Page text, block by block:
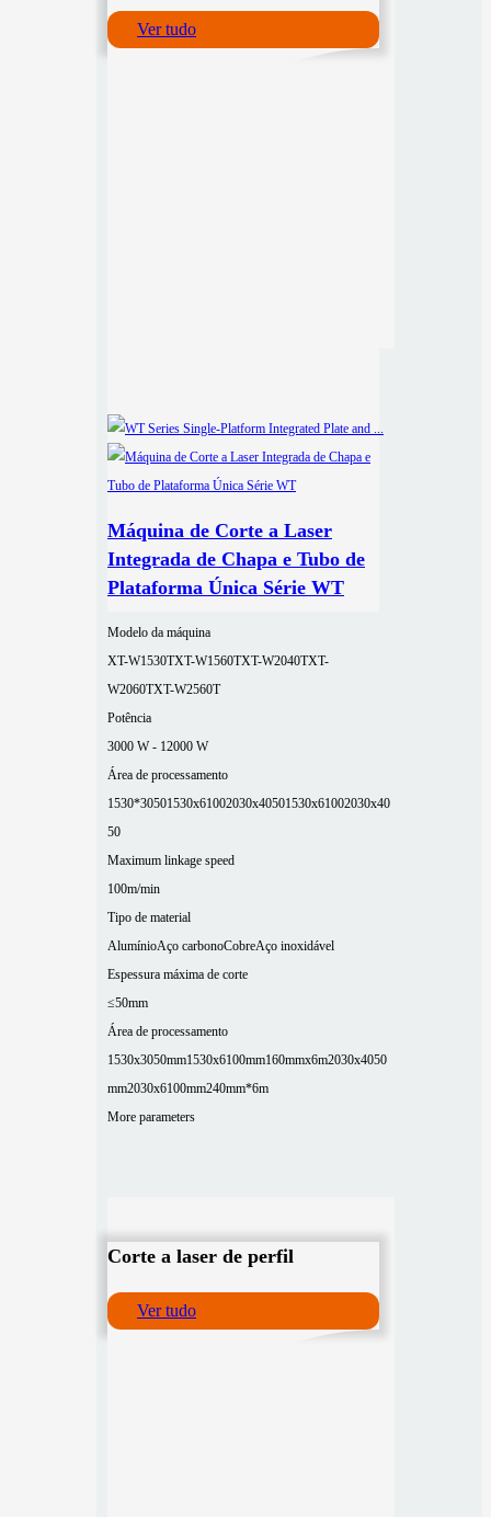
Ver tudo
Máquina de Corte a Laser
Integrada de Chapa e Tubo de
Plataforma Única Série WT
Modelo da máquina
XT-W1530TXT-W1560TXT-W2040TXT-
W2060TXT-W2560T
Potência
3000 W - 12000 W
Área de processamento
1530*30501530x61002030x40501530x61002030x40
50
Maximum linkage speed
100m/min
Tipo de material
AlumínioAço carbonoCobreAço inoxidável
Espessura máxima de corte
≤50mm
Área de processamento
1530x3050mm1530x6100mm160mmx6m2030x4050
mm2030x6100mm240mm*6m
More parameters
Corte a laser de perfil
Ver tudo